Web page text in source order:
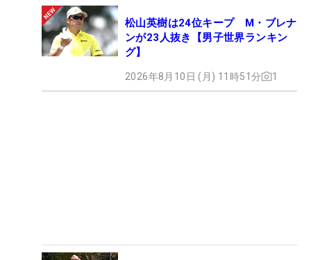
松山英樹は24位キープ M・ブレナ
ンが23人抜き【男子世界ランキン
グ】
2026年8月10日 (月) 11時51分 1